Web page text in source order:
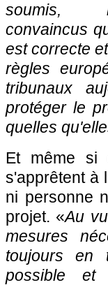
soumis,
convaincus
est correcte
règles
tribunaux
protéger le
quelles
Et même si
s'apprêtent à
ni personne
projet. «Au
mesures
toujours en
possible et